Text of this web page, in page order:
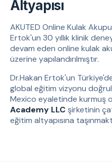
Altyapısı
AKUTED Online Kulak
Ertok'un 30 yıllık klinik
devam eden online kulak
üzerine yapılandırılmıştır.
Dr.Hakan Ertok'un
global eğitim vizyonu
Mexico eyaletinde kurmuş
Academy LLC şirketinin
eğitim altyapısına